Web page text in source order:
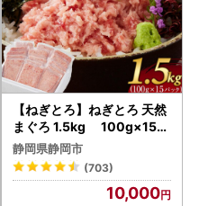
【ねぎとろ】ねぎとろ 天然
まぐろ 1.5kg 100g×15パ
ック
静岡県静岡市
(703)
10,000